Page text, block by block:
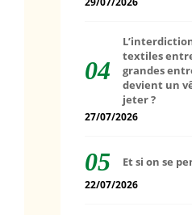
textiles
grandes
devient un
jeter ?
27/07/2026
Et si on se
22/07/2026